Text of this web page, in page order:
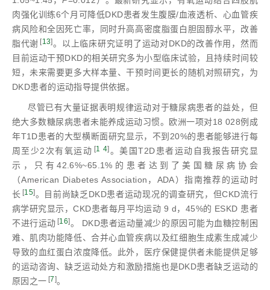
肉强化训练6个月可降低DKD患者发生腹膜/血液透析、心血管疾
病风险和全因死亡率，同时升高高密度脂蛋白胆固醇水平，改善
脂代谢 [13]。以上临床研究证明了运动对DKD的改善作用，然而
目前运动干预DKD的相关研究多为小型临床试验，且持续时间较
短，未来需要更多大样本量、干预时间更长的随机对照研究，为
DKD患者的运动指导提供依据。
尽管已有大量证据表明规律运动对于糖尿病患者的益处，但
绝大多数糖尿病患者未能养成运动习惯。欧洲一项对18 028例成
年T1D患者的大型横断面研究显示，不到20%的患者能够进行每
周至少2次有氧运动 [1 4]。美国T2D患者运动自我报告研究显
示，只有42.6%~65.1%的患者达到了美国糖尿病协会
（American Diabetes Association，ADA）指南推荐的运动时
长 [15]。目前尚缺乏DKD患者运动现况的调查研究，但CKD流行
病学研究显示，CKD患者每月平均运动 9 d，45%的 ESKD 患者
不进行运动 [16]。 DKD患者运动量减少的原因可能为血糖控制困
难、肌肉功能降低、合并心血管疾病以及红细胞生成素生成减少
导致的血红蛋白浓度降低。此外，医疗保健提供者未能提供足够
的运动咨询、缺乏运动处方和激励措施也是DKD患者缺乏运动的
原因之一 [7]。